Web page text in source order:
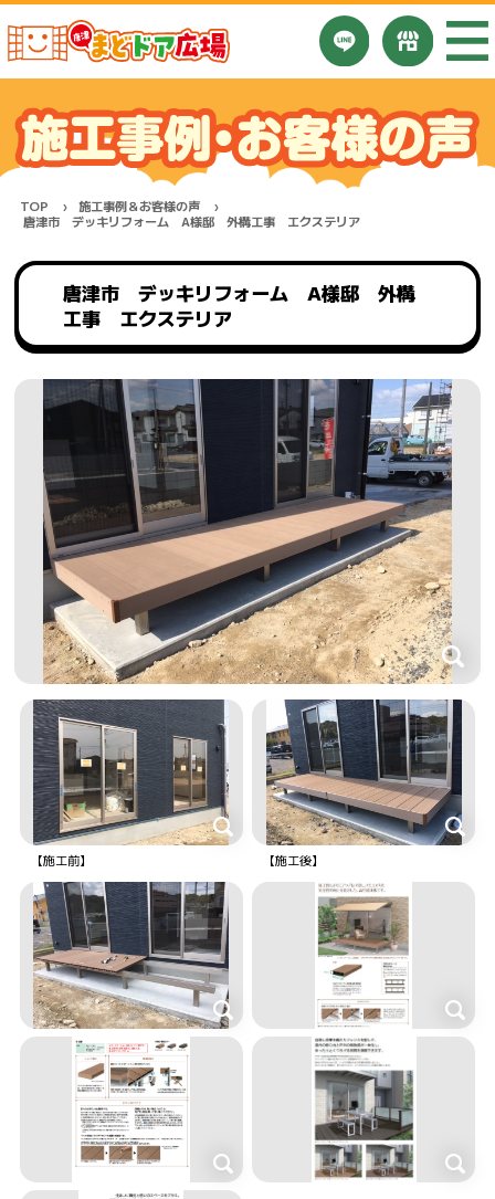
TOP
施工事例＆お客様の声
唐津市 デッキリフォーム A様邸 外構工事 エクステリア
唐津市 デッキリフォーム A様邸 外構
工事 エクステリア
【施工前】 【施工後】